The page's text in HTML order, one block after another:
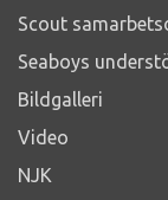
Scout
Seaboys
Bildgalleri
Video
NJK